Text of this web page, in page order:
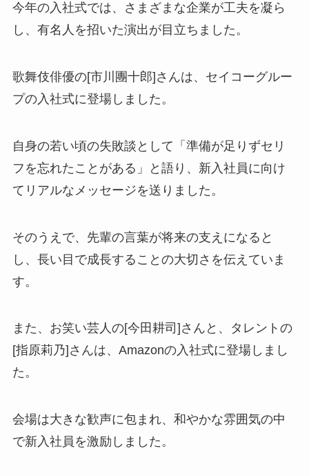
今年の入社式では、さまざまな企業が工夫を凝ら
し、有名人を招いた演出が目立ちました。
歌舞伎俳優の[市川團十郎]さんは、セイコーグルー
プの入社式に登場しました。
自身の若い頃の失敗談として「準備が足りずセリ
フを忘れたことがある」と語り、新入社員に向け
てリアルなメッセージを送りました。
そのうえで、先輩の言葉が将来の支えになると
し、長い目で成長することの大切さを伝えていま
す。
また、お笑い芸人の[今田耕司]さんと、タレントの
[指原莉乃]さんは、Amazonの入社式に登場しまし
た。
会場は大きな歓声に包まれ、和やかな雰囲気の中
で新入社員を激励しました。